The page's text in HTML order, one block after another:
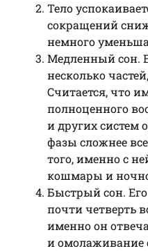
Тело
сокращений
немного
Медленный сон.
несколько
Считается, что
полноценного
и других систем
фазы сложнее
того, именно с
кошмары и
Быстрый сон. Его
почти четверть
именно он
и омолаживание